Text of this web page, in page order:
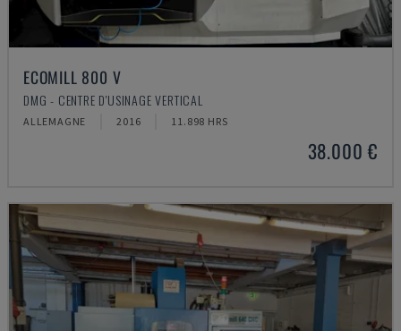
ECOMILL 800 V
DMG - CENTRE D'USINAGE VERTICAL
ALLEMAGNE 2016 11.898 HRS
38.000 €